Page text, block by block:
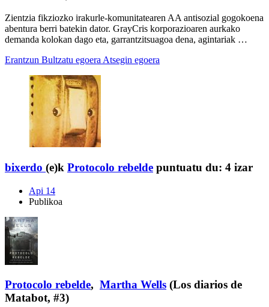
Zientzia fikziozko irakurle-komunitatearen AA antisozial gogokoena
abentura berri batekin dator. GrayCris korporazioaren aurkako
demanda kolokan dago eta, garrantzitsuagoa dena, agintariak …
Erantzun Bultzatu egoera Atsegin egoera
bixerdo (e)k Protocolo rebelde puntuatu du: 4 izar
Api 14
Publikoa
Protocolo rebelde, Martha Wells (Los diarios de
Matabot, #3)